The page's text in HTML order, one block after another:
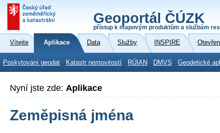
Geoportál ČÚZK
přístup k mapovým produktům a službám
Vítejte Aplikace Data Služby INSPIRE
Poskytování geodat Katastr nemovitostí RÚIAN DMVS Geodetické
Nyní jste zde: Aplikace
Zeměpisná jména